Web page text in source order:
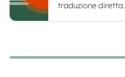
traduzione diretta.